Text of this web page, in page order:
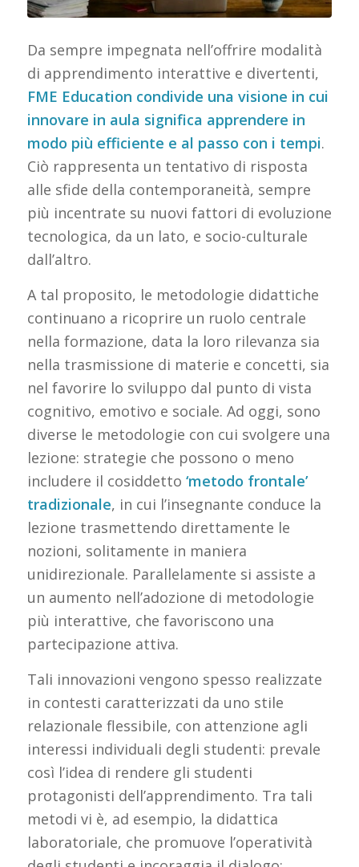
Da sempre impegnata nell’offrire modalità
di apprendimento interattive e divertenti,
FME Education condivide una visione in cui
innovare in aula significa apprendere in
modo più efficiente e al passo con i tempi.
Ciò rappresenta un tentativo di risposta
alle sfide della contemporaneità, sempre
più incentrate su nuovi fattori di evoluzione
tecnologica, da un lato, e socio-culturale
dall’altro.
A tal proposito, le metodologie didattiche
continuano a ricoprire un ruolo centrale
nella formazione, data la loro rilevanza sia
nella trasmissione di materie e concetti, sia
nel favorire lo sviluppo dal punto di vista
cognitivo, emotivo e sociale. Ad oggi, sono
diverse le metodologie con cui svolgere una
lezione: strategie che possono o meno
includere il cosiddetto ‘metodo frontale’
tradizionale, in cui l’insegnante conduce la
lezione trasmettendo direttamente le
nozioni, solitamente in maniera
unidirezionale. Parallelamente si assiste a
un aumento nell’adozione di metodologie
più interattive, che favoriscono una
partecipazione attiva.
Tali innovazioni vengono spesso realizzate
in contesti caratterizzati da uno stile
relazionale flessibile, con attenzione agli
interessi individuali degli studenti: prevale
così l’idea di rendere gli studenti
protagonisti dell’apprendimento. Tra tali
metodi vi è, ad esempio, la didattica
laboratoriale, che promuove l’operatività